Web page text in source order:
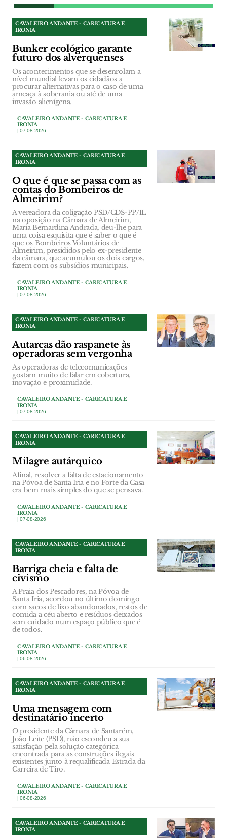
CAVALEIRO ANDANTE - CARICATURA E
IRONIA
Bunker ecológico garante
futuro dos alverquenses
Os acontecimentos que se desenrolam a
nível mundial levam os cidadãos a
procurar alternativas para o caso de uma
ameaça à soberania ou até de uma
invasão alienígena.
CAVALEIRO ANDANTE - CARICATURA E
IRONIA
| 07-08-2026
CAVALEIRO ANDANTE - CARICATURA E
IRONIA
O que é que se passa com as
contas do Bombeiros de
Almeirim?
A vereadora da coligação PSD/CDS-PP/IL
na oposição na Câmara de Almeirim,
Maria Bernardina Andrada, deu-lhe para
uma coisa esquisita que é saber o que é
que os Bombeiros Voluntários de
Almeirim, presididos pelo ex-presidente
da câmara, que acumulou os dois cargos,
fazem com os subsídios municipais.
CAVALEIRO ANDANTE - CARICATURA E
IRONIA
| 07-08-2026
CAVALEIRO ANDANTE - CARICATURA E
IRONIA
Autarcas dão raspanete às
operadoras sem vergonha
As operadoras de telecomunicações
gostam muito de falar em cobertura,
inovação e proximidade.
CAVALEIRO ANDANTE - CARICATURA E
IRONIA
| 07-08-2026
CAVALEIRO ANDANTE - CARICATURA E
IRONIA
Milagre autárquico
Afinal, resolver a falta de estacionamento
na Póvoa de Santa Iria e no Forte da Casa
era bem mais simples do que se pensava.
CAVALEIRO ANDANTE - CARICATURA E
IRONIA
| 07-08-2026
CAVALEIRO ANDANTE - CARICATURA E
IRONIA
Barriga cheia e falta de
civismo
A Praia dos Pescadores, na Póvoa de
Santa Iria, acordou no último domingo
com sacos de lixo abandonados, restos de
comida a céu aberto e resíduos deixados
sem cuidado num espaço público que é
de todos.
CAVALEIRO ANDANTE - CARICATURA E
IRONIA
| 06-08-2026
CAVALEIRO ANDANTE - CARICATURA E
IRONIA
Uma mensagem com
destinatário incerto
O presidente da Câmara de Santarém,
João Leite (PSD), não escondeu a sua
satisfação pela solução categórica
encontrada para as construções ilegais
existentes junto à requalificada Estrada da
Carreira de Tiro.
CAVALEIRO ANDANTE - CARICATURA E
IRONIA
| 06-08-2026
CAVALEIRO ANDANTE - CARICATURA E
IRONIA